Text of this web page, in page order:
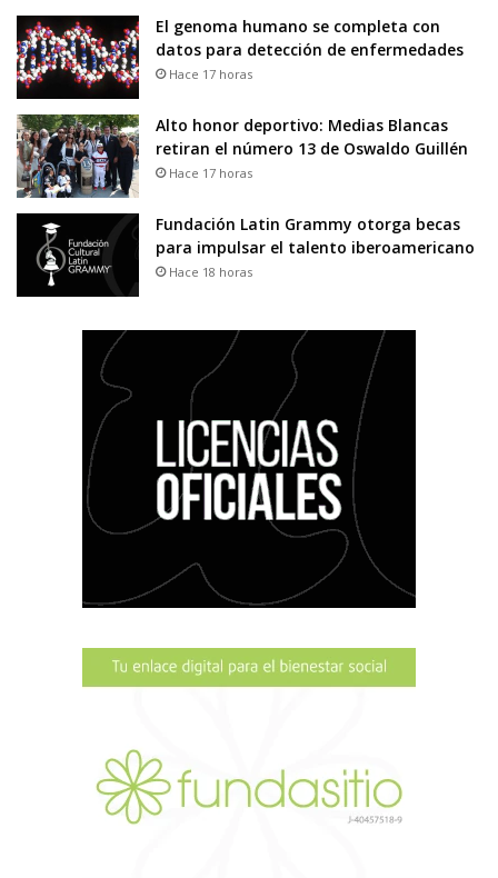
El genoma humano se completa con
datos para detección de enfermedades
Hace 17 horas
Alto honor deportivo: Medias Blancas
retiran el número 13 de Oswaldo Guillén
Hace 17 horas
Fundación Latin Grammy otorga becas
para impulsar el talento iberoamericano
Hace 18 horas